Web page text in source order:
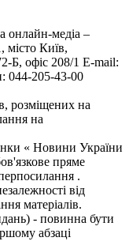
онлайн-медіа –
місто Київ,
офіс 208/1 E-mail:
044-205-43-00
розміщених на
на
« Новини України
пряме
.
від
матеріалів.
- повинна бути
абзаці